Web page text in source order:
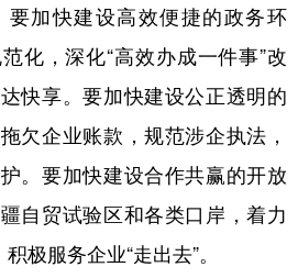
加快建设高效便捷的政务环
化，深化“高效办成一件事”改
快享。要加快建设公正透明的
欠企业账款，规范涉企执法，
。要加快建设合作共赢的开放
自贸试验区和各类口岸，着力
极服务企业“走出去”。